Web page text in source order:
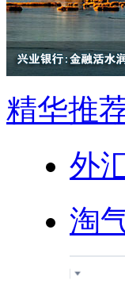
精华推
外
淘